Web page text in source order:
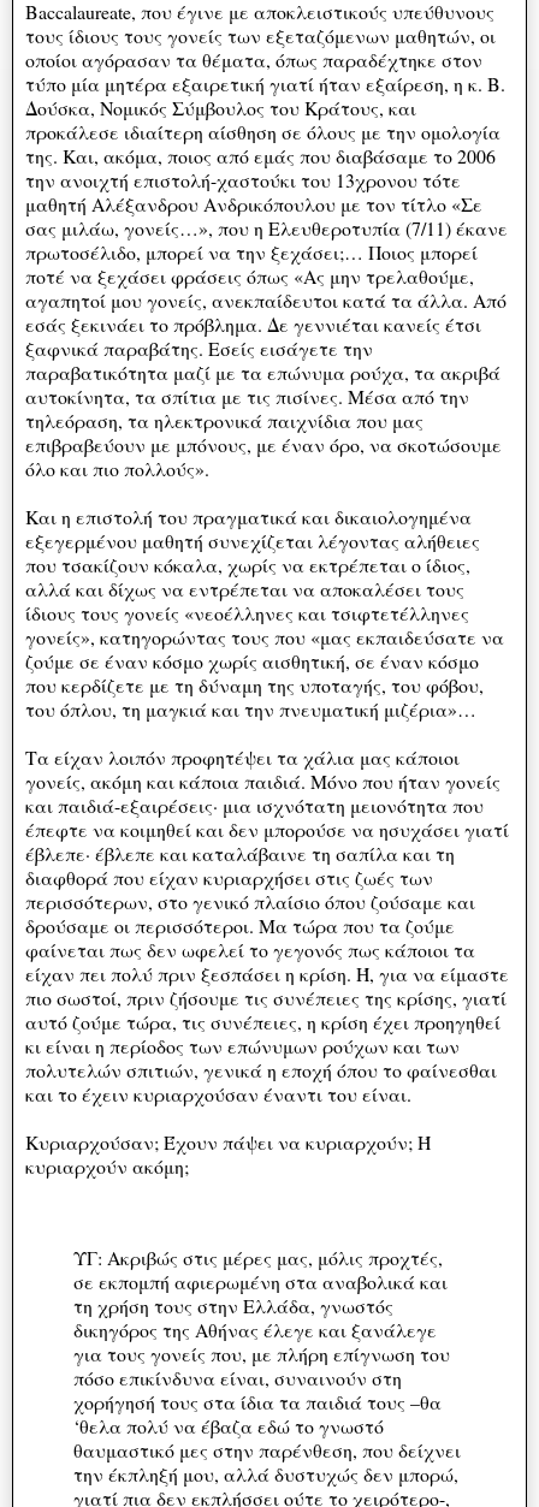
Baccalaureate, που έγινε με αποκλειστικούς υπεύθυνους
τους ίδιους τους γονείς των εξεταζόμενων μαθητών, οι
οποίοι αγόρασαν τα θέματα, όπως παραδέχτηκε στον
τύπο μία μητέρα εξαιρετική γιατί ήταν εξαίρεση, η κ. Β.
Δούσκα, Νομικός Σύμβουλος του Κράτους, και
προκάλεσε ιδιαίτερη αίσθηση σε όλους με την ομολογία
της. Και, ακόμα, ποιος από εμάς που διαβάσαμε το 2006
την ανοιχτή επιστολή-χαστούκι του 13χρονου τότε
μαθητή Αλέξανδρου Ανδρικόπουλου με τον τίτλο «Σε
σας μιλάω, γονείς…», που η Ελευθεροτυπία (7/11) έκανε
πρωτοσέλιδο, μπορεί να την ξεχάσει;… Ποιος μπορεί
ποτέ να ξεχάσει φράσεις όπως «Ας μην τρελαθούμε,
αγαπητοί μου γονείς, ανεκπαίδευτοι κατά τα άλλα. Από
εσάς ξεκινάει το πρόβλημα. Δε γεννιέται κανείς έτσι
ξαφνικά παραβάτης. Εσείς εισάγετε την
παραβατικότητα μαζί με τα επώνυμα ρούχα, τα ακριβά
αυτοκίνητα, τα σπίτια με τις πισίνες. Μέσα από την
τηλεόραση, τα ηλεκτρονικά παιχνίδια που μας
επιβραβεύουν με μπόνους, με έναν όρο, να σκοτώσουμε
όλο και πιο πολλούς».
Και η επιστολή του πραγματικά και δικαιολογημένα
εξεγερμένου μαθητή συνεχίζεται λέγοντας αλήθειες
που τσακίζουν κόκαλα, χωρίς να εκτρέπεται ο ίδιος,
αλλά και δίχως να εντρέπεται να αποκαλέσει τους
ίδιους τους γονείς «νεοέλληνες και τσιφτετέλληνες
γονείς», κατηγορώντας τους που «μας εκπαιδεύσατε να
ζούμε σε έναν κόσμο χωρίς αισθητική, σε έναν κόσμο
που κερδίζετε με τη δύναμη της υποταγής, του φόβου,
του όπλου, τη μαγκιά και την πνευματική μιζέρια»…
Τα είχαν λοιπόν προφητέψει τα χάλια μας κάποιοι
γονείς, ακόμη και κάποια παιδιά. Μόνο που ήταν γονείς
και παιδιά-εξαιρέσεις· μια ισχνότατη μειονότητα που
έπεφτε να κοιμηθεί και δεν μπορούσε να ησυχάσει γιατί
έβλεπε· έβλεπε και καταλάβαινε τη σαπίλα και τη
διαφθορά που είχαν κυριαρχήσει στις ζωές των
περισσότερων, στο γενικό πλαίσιο όπου ζούσαμε και
δρούσαμε οι περισσότεροι. Μα τώρα που τα ζούμε
φαίνεται πως δεν ωφελεί το γεγονός πως κάποιοι τα
είχαν πει πολύ πριν ξεσπάσει η κρίση. Ή, για να είμαστε
πιο σωστοί, πριν ζήσουμε τις συνέπειες της κρίσης, γιατί
αυτό ζούμε τώρα, τις συνέπειες, η κρίση έχει προηγηθεί
κι είναι η περίοδος των επώνυμων ρούχων και των
πολυτελών σπιτιών, γενικά η εποχή όπου το φαίνεσθαι
και το έχειν κυριαρχούσαν έναντι του είναι.
Κυριαρχούσαν; Έχουν πάψει να κυριαρχούν; Ή
κυριαρχούν ακόμη;
ΥΓ: Ακριβώς στις μέρες μας, μόλις προχτές,
σε εκπομπή αφιερωμένη στα αναβολικά και
τη χρήση τους στην Ελλάδα, γνωστός
δικηγόρος της Αθήνας έλεγε και ξανάλεγε
για τους γονείς που, με πλήρη επίγνωση του
πόσο επικίνδυνα είναι, συναινούν στη
χορήγησή τους στα ίδια τα παιδιά τους –θα
‘θελα πολύ να έβαζα εδώ το γνωστό
θαυμαστικό μες στην παρένθεση, που δείχνει
την έκπληξή μου, αλλά δυστυχώς δεν μπορώ,
γιατί πια δεν εκπλήσσει ούτε το χειρότερο-,